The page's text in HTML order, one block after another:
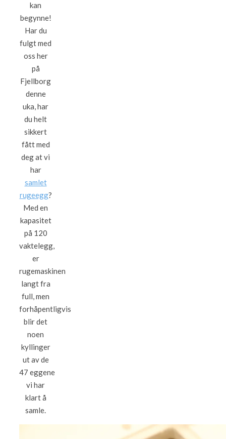
kan
begynne!
Har du
fulgt med
oss her
på
Fjellborg
denne
uka, har
du helt
sikkert
fått med
deg at vi
har
samlet
rugeegg?
Med en
kapasitet
på 120
vaktelegg,
er
rugemaskinen
langt fra
full, men
forhåpentligvis
blir det
noen
kyllinger
ut av de
47 eggene
vi har
klart å
samle.